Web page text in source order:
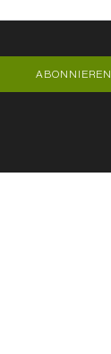
ABONNIEREN